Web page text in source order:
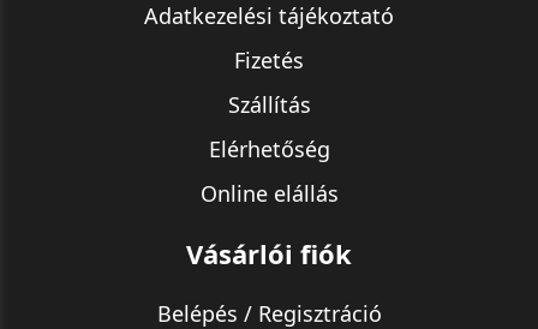
Adatkezelési tájékoztató
Fizetés
Szállítás
Elérhetőség
Online elállás
Vásárlói fiók
Belépés / Regisztráció